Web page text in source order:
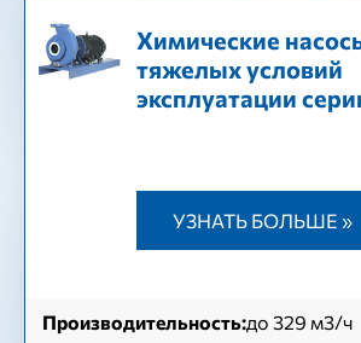
Химические
тяжелых условий
эксплуатации
УЗНАТЬ БОЛЬШЕ »
Производительность:до 329 м3/ч